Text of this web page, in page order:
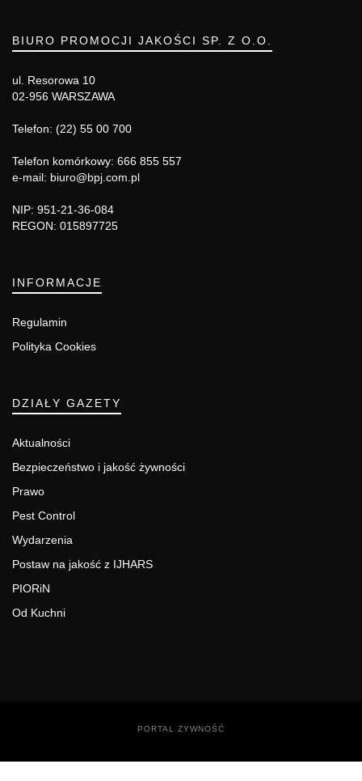
BIURO PROMOCJI JAKOŚCI SP. Z O.O.
ul. Resorowa 10
02-956 WARSZAWA
Telefon: (22) 55 00 700
Telefon komórkowy: 666 855 557
e-mail: biuro@bpj.com.pl
NIP: 951-21-36-084
REGON: 015897725
INFORMACJE
Regulamin
Polityka Cookies
DZIAŁY GAZETY
Aktualności
Bezpieczeństwo i jakość żywności
Prawo
Pest Control
Wydarzenia
Postaw na jakość z IJHARS
PIORiN
Od Kuchni
PORTAL ŻYWNOŚĆ